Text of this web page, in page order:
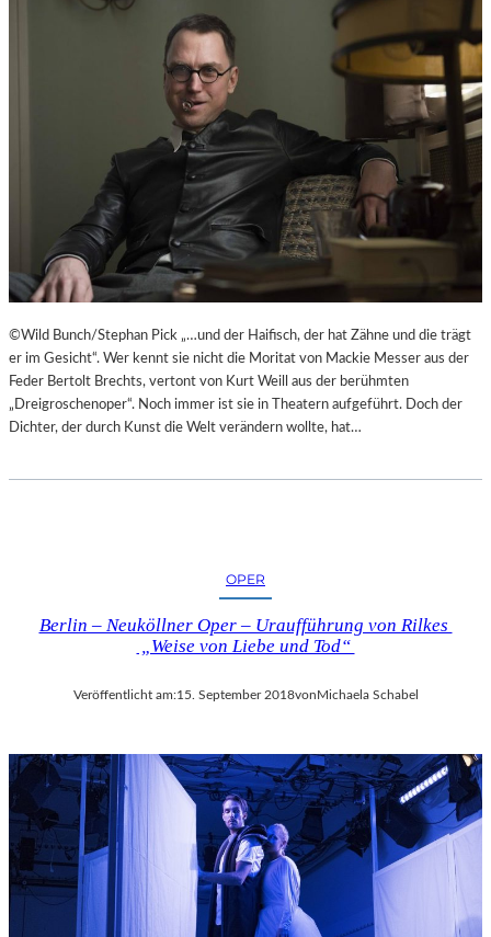
©Wild Bunch/Stephan Pick „…und der Haifisch, der hat Zähne und die trägt
er im Gesicht“. Wer kennt sie nicht die Moritat von Mackie Messer aus der
Feder Bertolt Brechts, vertont von Kurt Weill aus der berühmten
„Dreigroschenoper“. Noch immer ist sie in Theatern aufgeführt. Doch der
Dichter, der durch Kunst die Welt verändern wollte, hat…
OPER
Berlin – Neuköllner Oper – Uraufführung von Rilkes
„Weise von Liebe und Tod“
Veröffentlicht am:15. September 2018vonMichaela Schabel